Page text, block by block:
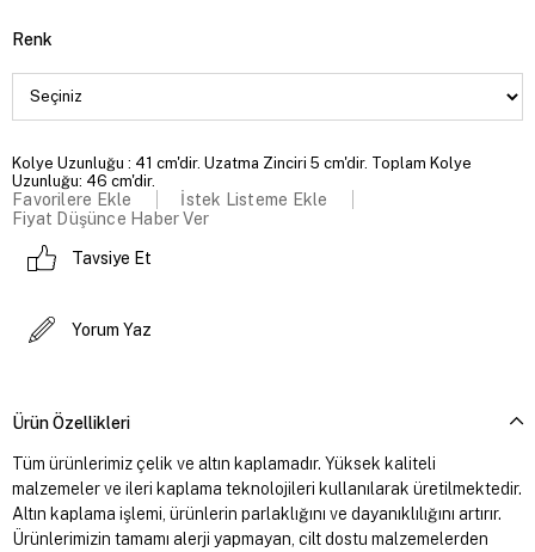
Renk
Kolye Uzunluğu : 41 cm'dir. Uzatma Zinciri 5 cm'dir. Toplam Kolye
Uzunluğu: 46 cm'dir.
Favorilere Ekle
İstek Listeme Ekle
Fiyat Düşünce Haber Ver
Tavsiye Et
Yorum Yaz
Ürün Özellikleri
Tüm ürünlerimiz çelik ve altın kaplamadır. Yüksek kaliteli
malzemeler ve ileri kaplama teknolojileri kullanılarak üretilmektedir.
Altın kaplama işlemi, ürünlerin parlaklığını ve dayanıklılığını artırır.
Ürünlerimizin tamamı alerji yapmayan, cilt dostu malzemelerden